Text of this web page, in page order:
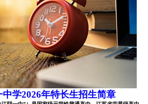
学2026年特长生招生简章